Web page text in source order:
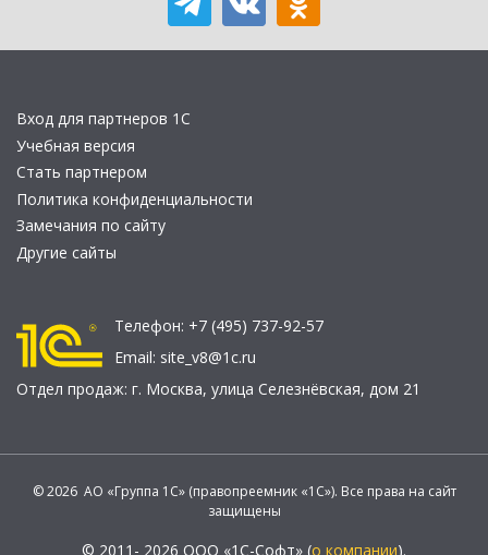
Вход для партнеров 1С
Учебная версия
Стать партнером
Политика конфиденциальности
Замечания по сайту
Другие сайты
Телефон: +7 (495) 737-92-57
Email: site_v8@1c.ru
Отдел продаж: г. Москва, улица Селезнёвская, дом 21
© 2026 АО «Группа 1С» (правопреемник «1С»). Все права на сайт
защищены
© 2011- 2026 ООО «1С-Софт» (о компании).